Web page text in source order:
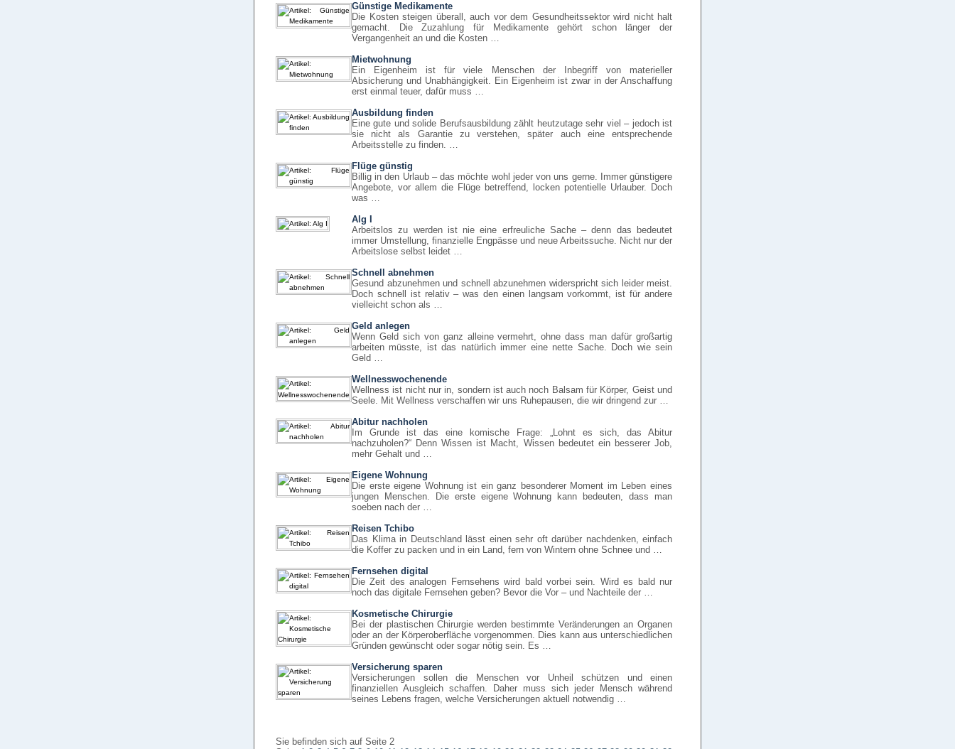
Günstige Medikamente
Die Kosten steigen überall, auch vor dem Gesundheitssektor wird nicht halt
gemacht. Die Zuzahlung für Medikamente gehört schon länger der
Vergangenheit an und die Kosten …
Mietwohnung
Ein Eigenheim ist für viele Menschen der Inbegriff von materieller
Absicherung und Unabhängigkeit. Ein Eigenheim ist zwar in der Anschaffung
erst einmal teuer, dafür muss …
Ausbildung finden
Eine gute und solide Berufsausbildung zählt heutzutage sehr viel – jedoch ist
sie nicht als Garantie zu verstehen, später auch eine entsprechende
Arbeitsstelle zu finden. …
Flüge günstig
Billig in den Urlaub – das möchte wohl jeder von uns gerne. Immer günstigere
Angebote, vor allem die Flüge betreffend, locken potentielle Urlauber. Doch
was …
Alg I
Arbeitslos zu werden ist nie eine erfreuliche Sache – denn das bedeutet
immer Umstellung, finanzielle Engpässe und neue Arbeitssuche. Nicht nur der
Arbeitslose selbst leidet …
Schnell abnehmen
Gesund abzunehmen und schnell abzunehmen widerspricht sich leider meist.
Doch schnell ist relativ – was den einen langsam vorkommt, ist für andere
vielleicht schon als …
Geld anlegen
Wenn Geld sich von ganz alleine vermehrt, ohne dass man dafür großartig
arbeiten müsste, ist das natürlich immer eine nette Sache. Doch wie sein
Geld …
Wellnesswochenende
Wellness ist nicht nur in, sondern ist auch noch Balsam für Körper, Geist und
Seele. Mit Wellness verschaffen wir uns Ruhepausen, die wir dringend zur …
Abitur nachholen
Im Grunde ist das eine komische Frage: „Lohnt es sich, das Abitur
nachzuholen?“ Denn Wissen ist Macht, Wissen bedeutet ein besserer Job,
mehr Gehalt und …
Eigene Wohnung
Die erste eigene Wohnung ist ein ganz besonderer Moment im Leben eines
jungen Menschen. Die erste eigene Wohnung kann bedeuten, dass man
soeben nach der …
Reisen Tchibo
Das Klima in Deutschland lässt einen sehr oft darüber nachdenken, einfach
die Koffer zu packen und in ein Land, fern von Wintern ohne Schnee und …
Fernsehen digital
Die Zeit des analogen Fernsehens wird bald vorbei sein. Wird es bald nur
noch das digitale Fernsehen geben? Bevor die Vor – und Nachteile der …
Kosmetische Chirurgie
Bei der plastischen Chirurgie werden bestimmte Veränderungen an Organen
oder an der Körperoberfläche vorgenommen. Dies kann aus unterschiedlichen
Gründen gewünscht oder sogar nötig sein. Es …
Versicherung sparen
Versicherungen sollen die Menschen vor Unheil schützen und einen
finanziellen Ausgleich schaffen. Daher muss sich jeder Mensch während
seines Lebens fragen, welche Versicherungen aktuell notwendig …
Sie befinden sich auf Seite 2